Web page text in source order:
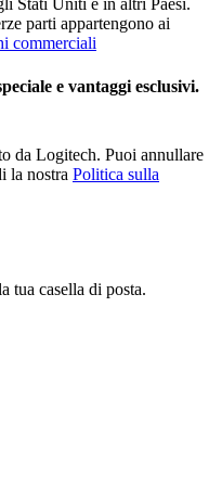
Stati Uniti e in altri Paesi.
parti appartengono ai
commerciali
e vantaggi esclusivi.
da Logitech. Puoi annullare
la nostra Politica sulla
tua casella di posta.